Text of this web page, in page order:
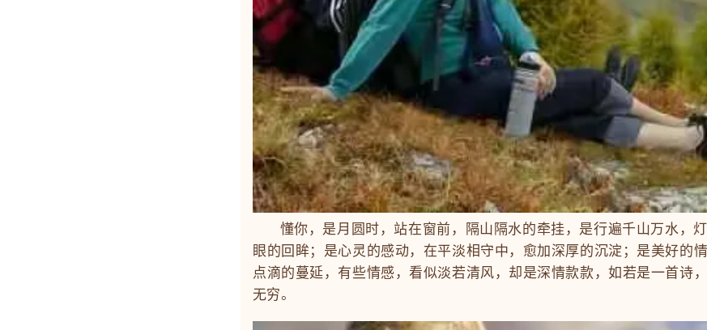
懂你，是月圆时，站在窗前，隔山隔水的牵挂，是行遍千山万水，
眼的回眸；是心灵的感动，在平淡相守中，愈加深厚的沉淀；是美好的
点滴的蔓延，有些情感，看似淡若清风，却是深情款款，如若是一首诗
无穷。